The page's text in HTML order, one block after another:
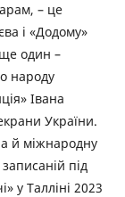
– це
і «Додому»
один –
народу
Івана
України.
й міжнародну
під
у Талліні 2023